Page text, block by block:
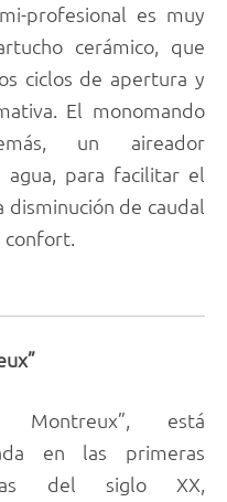
profesional es muy
cerámico, que
ciclos de apertura y
El monomando
un aireador
para facilitar el
disminución de caudal
confort.
Montreux”, está
en las primeras
del siglo XX,